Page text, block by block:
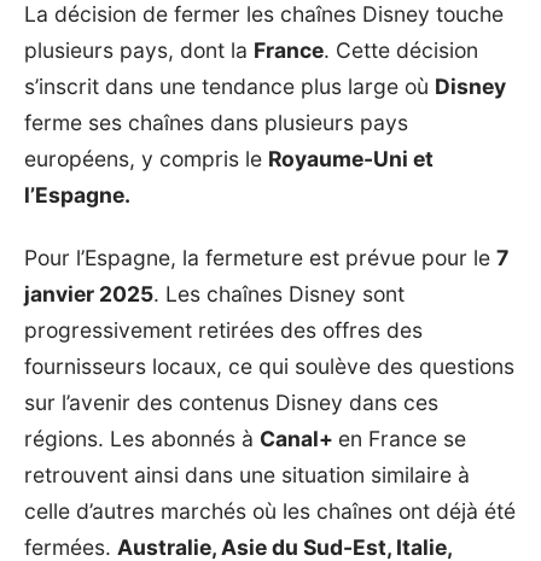
La décision de fermer les chaînes Disney touche
plusieurs pays, dont la France. Cette décision
s’inscrit dans une tendance plus large où Disney
ferme ses chaînes dans plusieurs pays
européens, y compris le Royaume-Uni et
l’Espagne.
Pour l’Espagne, la fermeture est prévue pour le 7
janvier 2025. Les chaînes Disney sont
progressivement retirées des offres des
fournisseurs locaux, ce qui soulève des questions
sur l’avenir des contenus Disney dans ces
régions. Les abonnés à Canal+ en France se
retrouvent ainsi dans une situation similaire à
celle d’autres marchés où les chaînes ont déjà été
fermées. Australie, Asie du Sud-Est, Italie,